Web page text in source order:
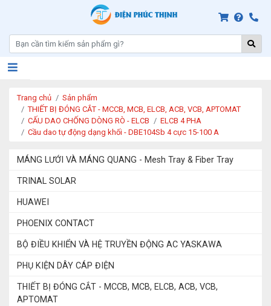
Trang chủ
Sản phẩm
THIẾT BỊ ĐÓNG CẮT - MCCB, MCB, ELCB, ACB, VCB, APTOMAT
CẤU DAO CHỐNG DÒNG RÒ - ELCB
ELCB 4 PHA
Cầu dao tự động dạng khối - DBE104Sb 4 cực 15-100 A
MÁNG LƯỚI VÀ MÁNG QUANG - Mesh Tray & Fiber Tray
TRINAL SOLAR
HUAWEI
PHOENIX CONTACT
BỘ ĐIỀU KHIỂN VÀ HỆ TRUYỀN ĐỘNG AC YASKAWA
PHỤ KIỆN DÂY CÁP ĐIỆN
THIẾT BỊ ĐÓNG CẮT - MCCB, MCB, ELCB, ACB, VCB,
APTOMAT